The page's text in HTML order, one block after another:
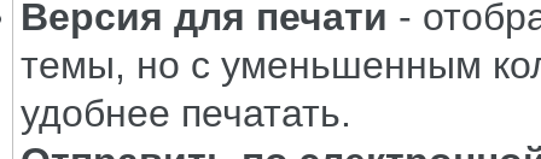
Версия для печати -
темы, но с уменьшенным
удобнее печатать.